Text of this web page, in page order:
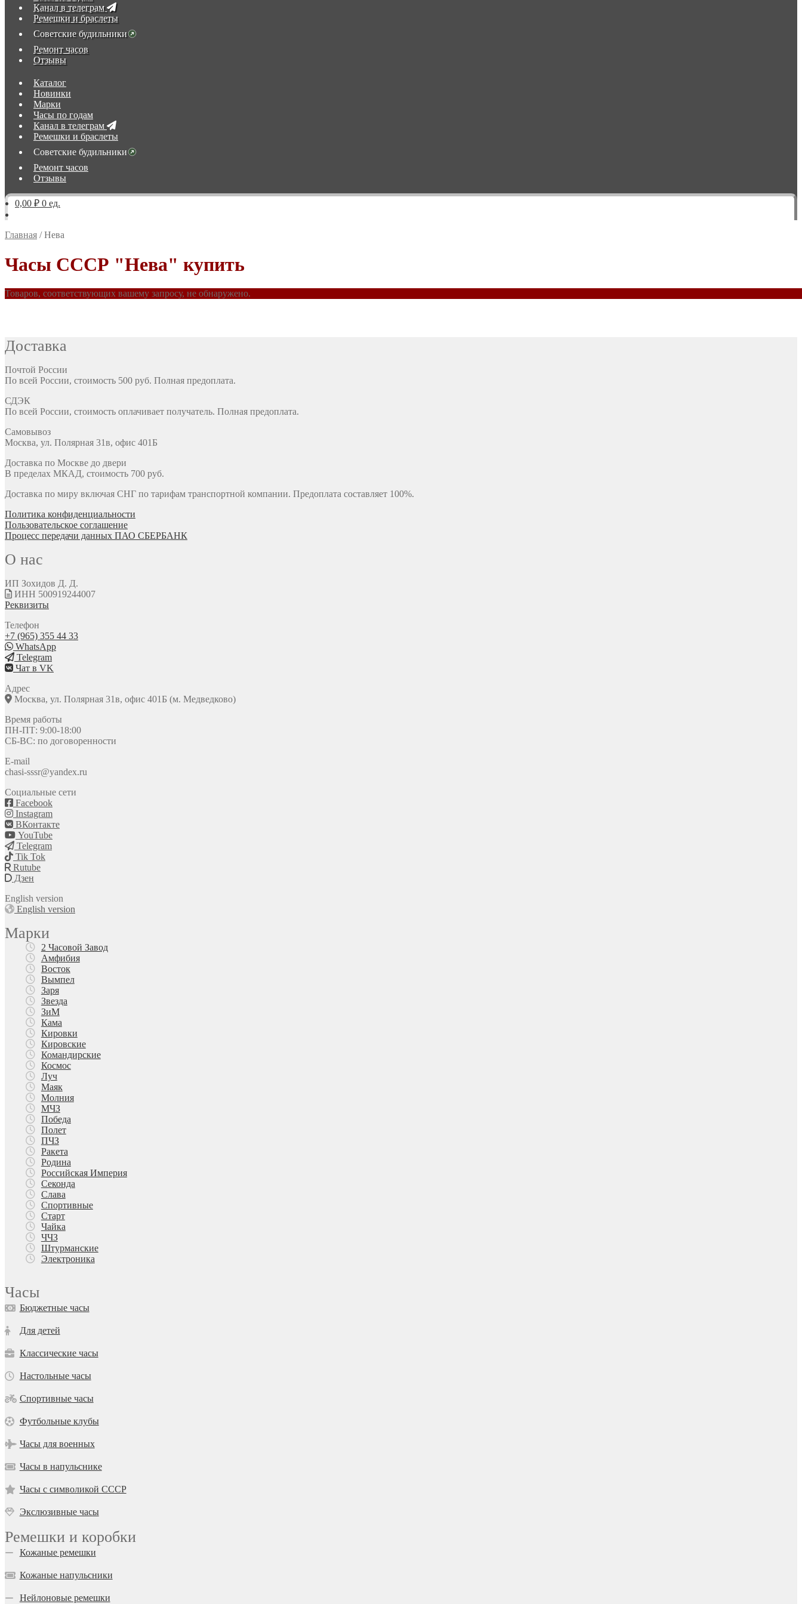
Канал в телеграм
Ремешки и браслеты
Советские будильники
Ремонт часов
Отзывы
Каталог
Новинки
Марки
Часы по годам
Канал в телеграм
Ремешки и браслеты
Советские будильники
Ремонт часов
Отзывы
0,00 ₽ 0 ед.
Главная /Нева
Часы СССР "Нева" купить
Товаров, соответствующих вашему запросу, не обнаружено.
Доставка
Почтой России
По всей России, стоимость 500 руб. Полная предоплата.
СДЭК
По всей России, стоимость оплачивает получатель. Полная предоплата.
Самовывоз
Москва, ул. Полярная 31в, офис 401Б
Доставка по Москве до двери
В пределах МКАД, стоимость 700 руб.
Доставка по миру включая СНГ по тарифам транспортной компании. Предоплата составляет 100%.
Политика конфиденциальности
Пользовательское соглашение
Процесс передачи данных ПАО СБЕРБАНК
О нас
ИП Зохидов Д. Д.
ИНН 500919244007
Реквизиты
Телефон
+7 (965) 355 44 33
WhatsApp
Telegram
Чат в VK
Адрес
Москва, ул. Полярная 31в, офис 401Б (м. Медведково)
Время работы
ПН-ПТ: 9:00-18:00
СБ-ВС: по договоренности
E-mail
chasi-sssr@yandex.ru
Социальные сети
Facebook
Instagram
ВКонтакте
YouTube
Telegram
Tik Tok
Rutube
Дзен
English version
English version
Марки
2 Часовой Завод
Амфибия
Восток
Вымпел
Заря
Звезда
ЗиМ
Кама
Кировки
Кировские
Командирские
Космос
Луч
Маяк
Молния
МЧЗ
Победа
Полет
ПЧЗ
Ракета
Родина
Российская Империя
Секонда
Слава
Спортивные
Старт
Чайка
ЧЧЗ
Штурманские
Электроника
Часы
Бюджетные часы
Для детей
Классические часы
Настольные часы
Спортивные часы
Футбольные клубы
Часы для военных
Часы в напульснике
Часы с символикой СССР
Экслюзивные часы
Ремешки и коробки
Кожаные ремешки
Кожаные напульсники
Нейлоновые ремешки